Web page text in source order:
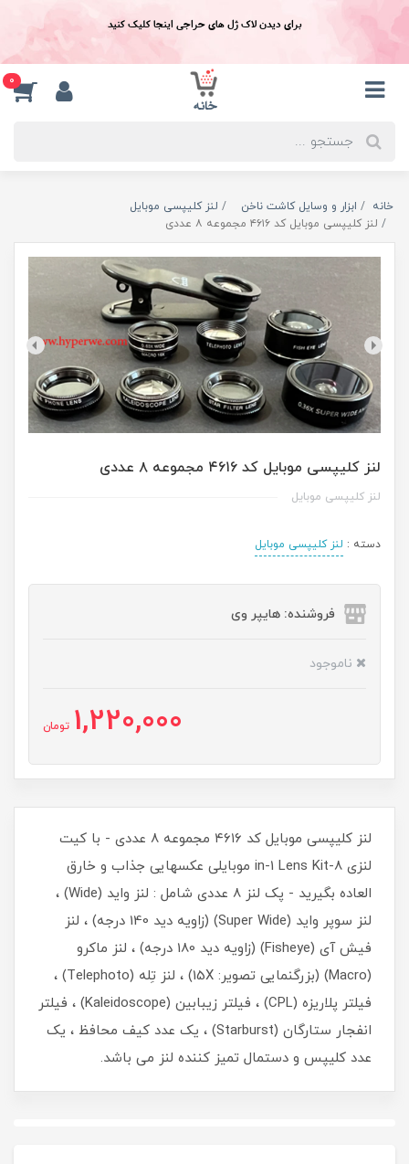
برای دیدن لاک ژل های حراجی اینجا کلیک کنید
0
خانه ابزار و وسایل کاشت ناخن
لنز کلیپسی موبایل
لنز کلیپسی موبایل کد ۴۶۱۶ مجموعه ۸ عددی
لنز کلیپسی موبایل کد ۴۶۱۶ مجموعه ۸ عددی
لنز کلیپسی موبایل
دسته : لنز کلیپسی موبایل
فروشنده: هایپر وی
ناموجود
1,220,000 تومان
لنز کلیپسی موبایل کد ۴۶۱۶ مجموعه ۸ عددی - با کیت
لنزی 8-in-1 Lens Kit موبایلی عکسهایی جذاب و خارق
العاده بگیرید - پک لنز 8 عددی شامل : لنز واید (Wide) ،
لنز سوپر واید (Super Wide) (زاویه دید 140 درجه) ،‌ لنز
فیش آی (Fisheye) (زاویه دید 180 درجه) ، لنز ماکرو
(Macro) (بزرگنمایی تصویر: 15X) ، لنز تِله (Telephoto) ،
فیلتر پلاریزه (CPL) ، فیلتر زیبابین (Kaleidoscope) ، فیلتر
انفجار ستارگان (Starburst) ، یک عدد کیف محافظ ، یک
عدد کلیپس و دستمال تمیز کننده لنز می باشد.